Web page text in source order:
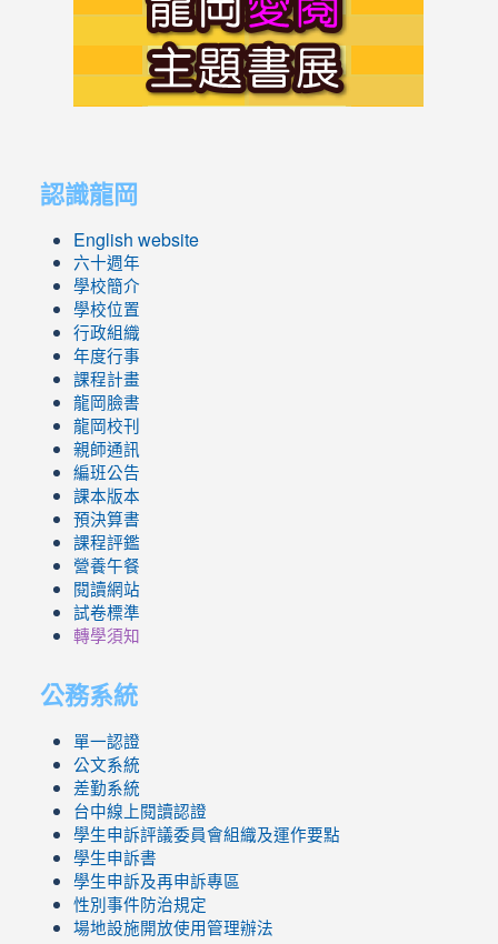
認識龍岡
English website
六十週年
學校簡介
學校位置
行政組織
年度行事
課程計畫
龍岡臉書
龍岡校刊
親師通訊
編班公告
課本版本
預決算書
課程評鑑
營養午餐
閱讀網站
試卷標準
轉學須知
公務系統
單一認證
公文系統
差勤系統
台中線上閱讀認證
學生申訴評議委員會組織及運作要點
學生申訴書
學生申訴及再申訴專區
性別事件防治規定
場地設施開放使用管理辦法